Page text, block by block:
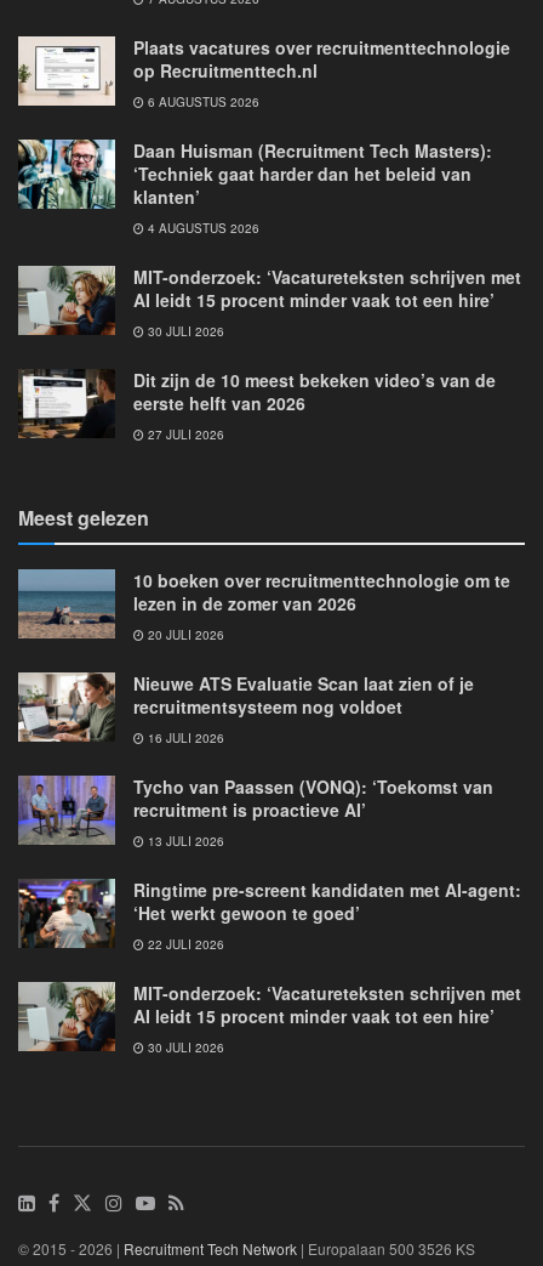
Plaats vacatures over recruitmenttechnologie
op Recruitmenttech.nl
6 AUGUSTUS 2026
Daan Huisman (Recruitment Tech Masters):
‘Techniek gaat harder dan het beleid van
klanten’
4 AUGUSTUS 2026
MIT-onderzoek: ‘Vacatureteksten schrijven met
AI leidt 15 procent minder vaak tot een hire’
30 JULI 2026
Dit zijn de 10 meest bekeken video’s van de
eerste helft van 2026
27 JULI 2026
Meest gelezen
10 boeken over recruitmenttechnologie om te
lezen in de zomer van 2026
20 JULI 2026
Nieuwe ATS Evaluatie Scan laat zien of je
recruitmentsysteem nog voldoet
16 JULI 2026
Tycho van Paassen (VONQ): ‘Toekomst van
recruitment is proactieve AI’
13 JULI 2026
Ringtime pre-screent kandidaten met AI-agent:
‘Het werkt gewoon te goed’
22 JULI 2026
MIT-onderzoek: ‘Vacatureteksten schrijven met
AI leidt 15 procent minder vaak tot een hire’
30 JULI 2026
© 2015 - 2026 | Recruitment Tech Network | Europalaan 500 3526 KS